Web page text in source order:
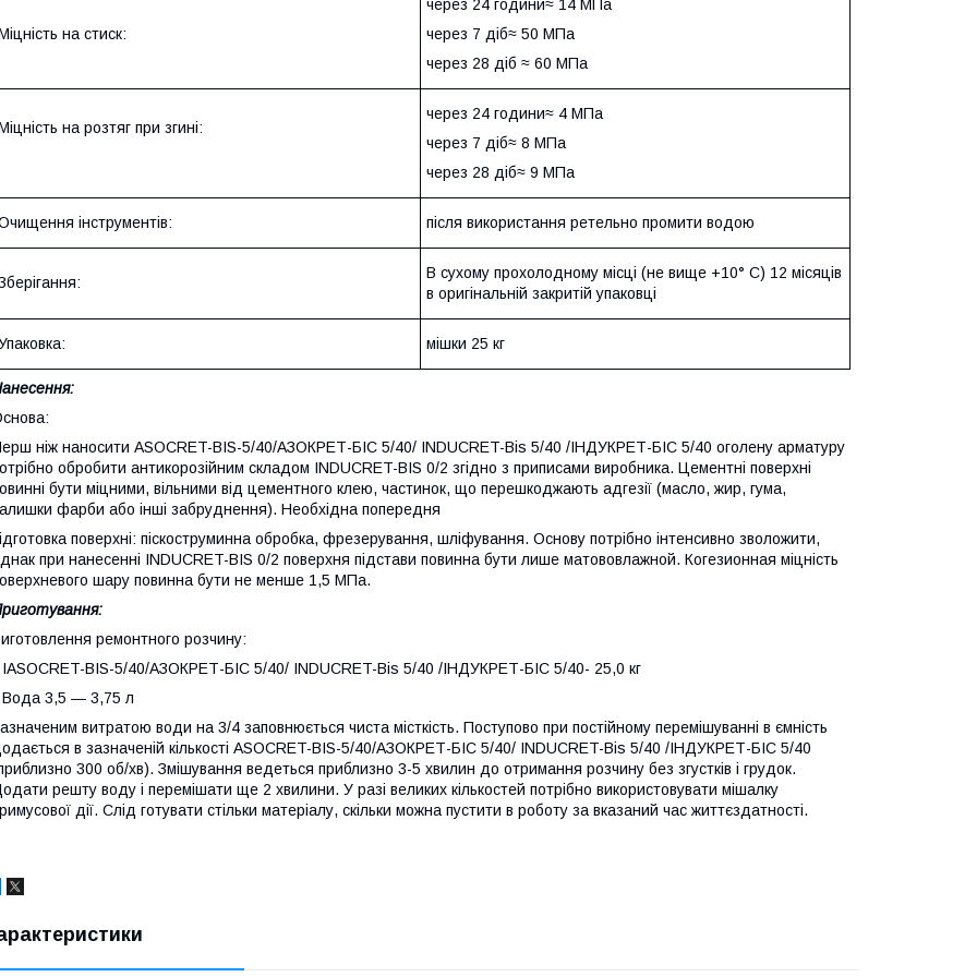
на стиск:
через 24 години≈ 14 МПа
через 7 діб≈ 50 МПа
через 28 діб ≈ 60 МПа
на розтяг при згині:
через 24 години≈ 4 МПа
через 7 діб≈ 8 МПа
через 28 діб≈ 9 МПа
інструментів: після використання ретельно промити водою
В сухому прохолодному місці (не вище +10° С) 12 місяців
в оригінальній закритій упаковці
мішки 25 кг
ніж наносити ASOCRET-BIS-5/40/АЗОКРЕТ-БІС 5/40/ INDUCRET-Bis 5/40 /ІНДУКРЕТ-БІС 5/40 оголену арматуру
обробити антикорозійним складом INDUCRET-BIS 0/2 згідно з приписами виробника. Цементні поверхні
бути міцними, вільними від цементного клею, частинок, що перешкоджають адгезії (масло, жир, гума,
фарби або інші забруднення). Необхідна попередня
поверхні: піскоструминна обробка, фрезерування, шліфування. Основу потрібно інтенсивно зволожити,
при нанесенні INDUCRET-BIS 0/2 поверхня підстави повинна бути лише матововлажной. Когезионная міцність
шару повинна бути не менше 1,5 МПа.
ремонтного розчину:
IASOCRET-BIS-5/40/АЗОКРЕТ-БІС 5/40/ INDUCRET-Bis 5/40 /ІНДУКРЕТ-БІС 5/40- 25,0 кг
Вода 3,5 ― 3,75 л
витратою води на 3/4 заповнюється чиста місткість. Поступово при постійному перемішуванні в ємність
в зазначеній кількості ASOCRET-BIS-5/40/АЗОКРЕТ-БІС 5/40/ INDUCRET-Bis 5/40 /ІНДУКРЕТ-БІС 5/40
300 об/хв). Змішування ведеться приблизно 3-5 хвилин до отримання розчину без згустків і грудок.
решту воду і перемішати ще 2 хвилини. У разі великих кількостей потрібно використовувати мішалку
дії. Слід готувати стільки матеріалу, скільки можна пустити в роботу за вказаний час життєздатності.